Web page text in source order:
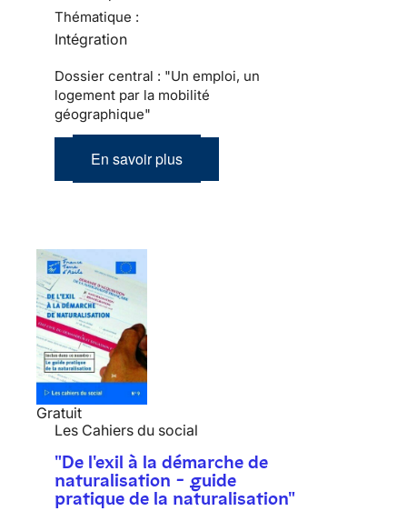
Thématique :
Intégration
Dossier central : "Un emploi, un
logement par la mobilité
géographique"
En savoir plus
Gratuit
Les Cahiers du social
"De l'exil à la démarche de
naturalisation - guide
pratique de la naturalisation"